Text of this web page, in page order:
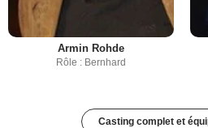
Armin Rohde
Rôle : Bernhard
Casting complet et